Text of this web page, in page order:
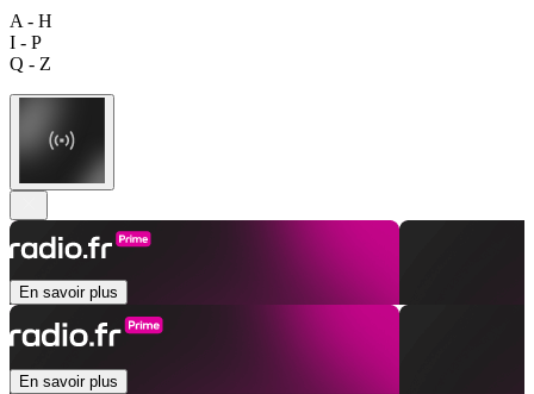
A - H
I - P
Q - Z
En savoir plus
En savoir plus